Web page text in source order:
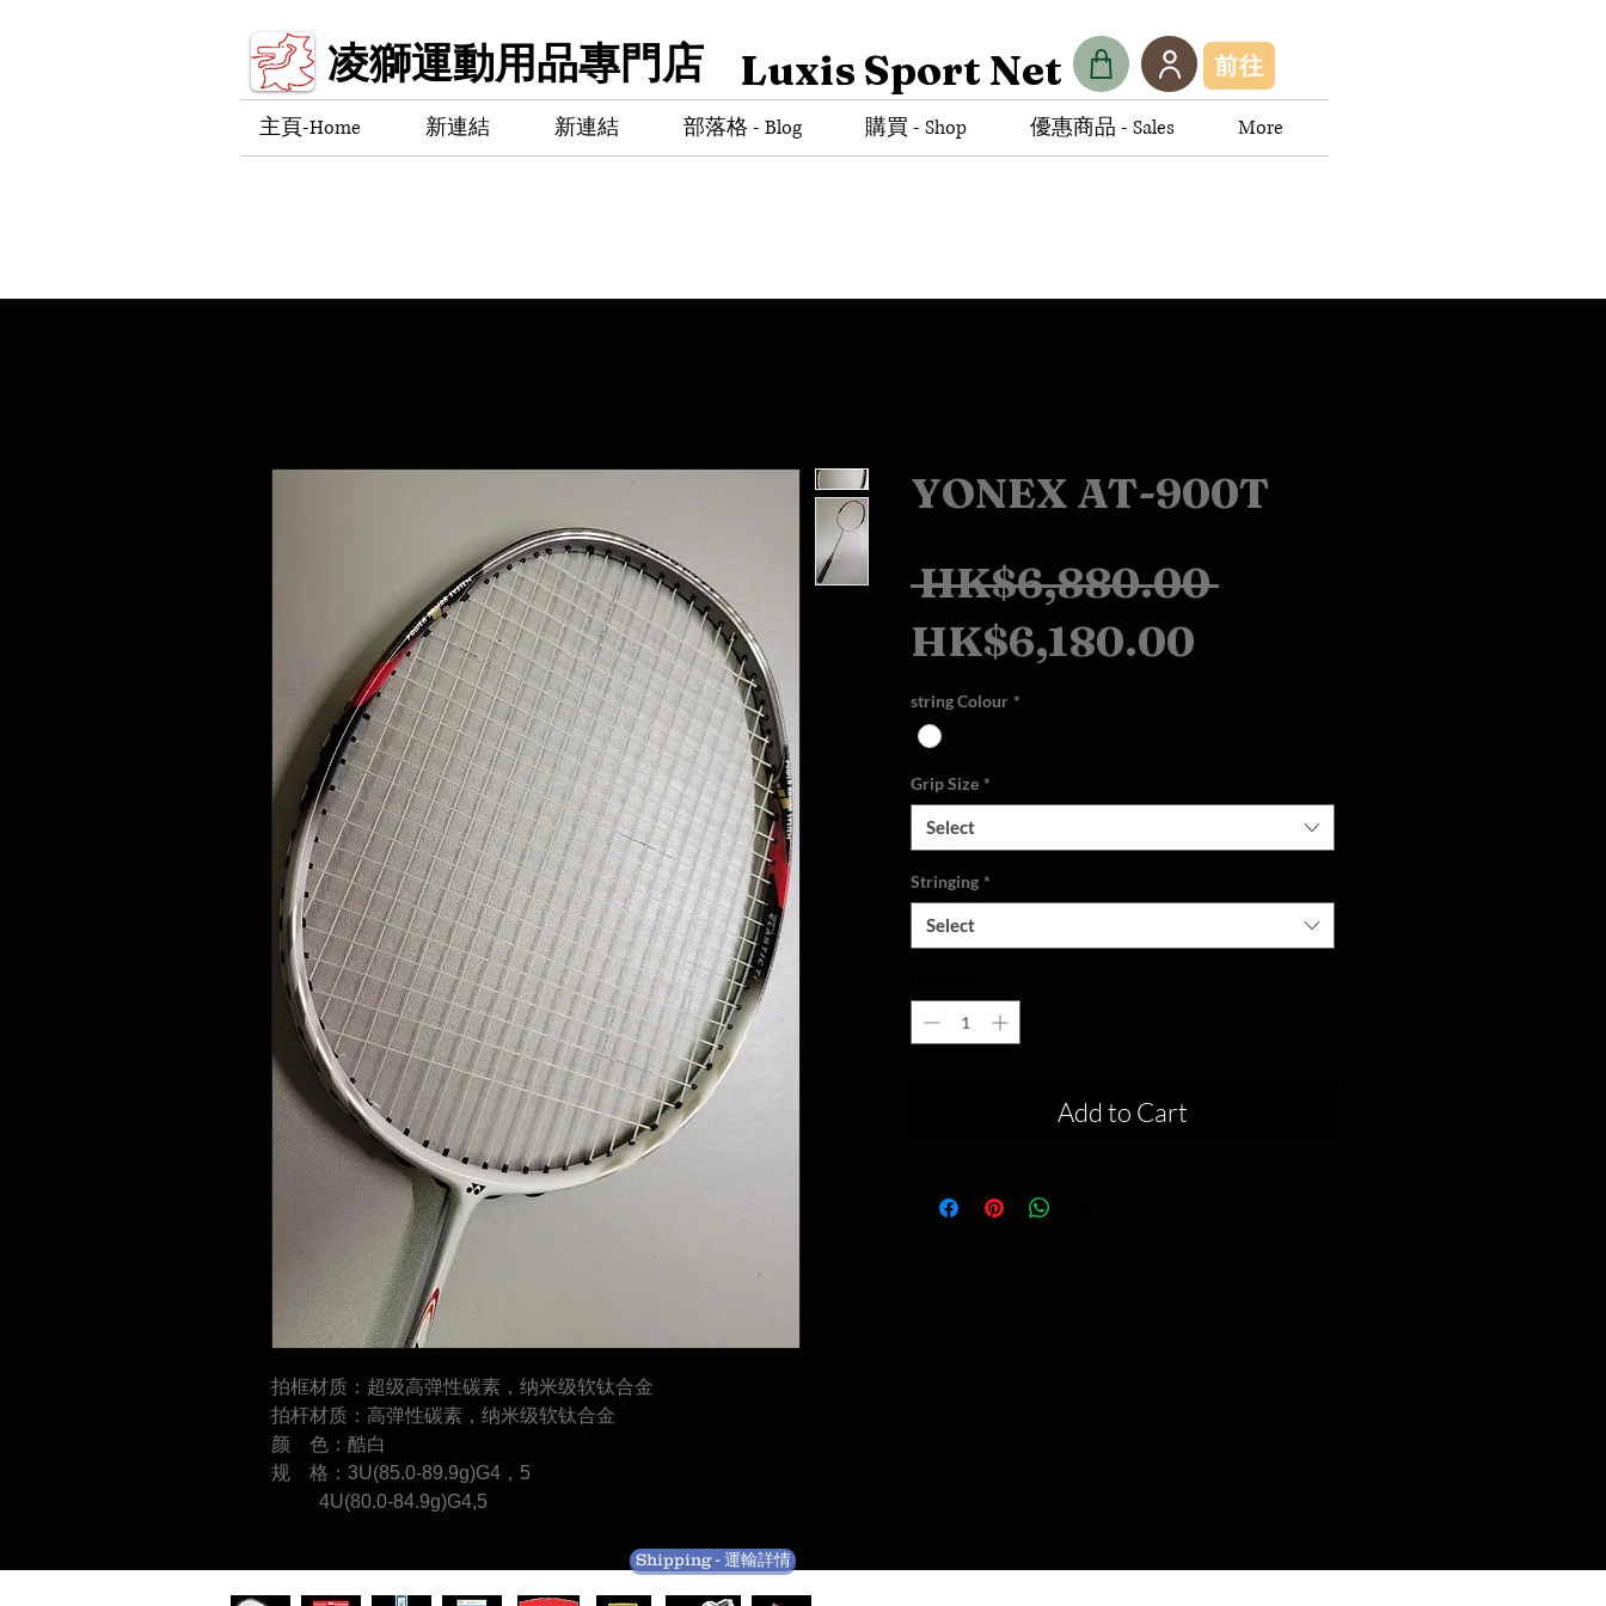
凌獅運動用品專門店 Luxis Sport Net 前往
主頁-Home 新連結 新連結 部落格 - Blog 購買 - Shop 優惠商品 - Sales More
拍框材质：超级高弹性碳素，纳米级软钛合金
拍杆材质：高弹性碳素，纳米级软钛合金
颜 色：酷白
规 格：3U(85.0-89.9g)G4，5
4U(80.0-84.9g)G4,5
YONEX AT-900T
HK$6,880.00 Regular
HK$6,180.00
string Colour *
Grip Size *
Select
Stringing *
Select
Add to Cart
Shipping - 運輸詳情